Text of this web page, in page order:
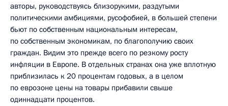
авторы, руководствуясь близорукими, раздутыми
политическими амбициями, русофобией, в большей степени
бьют по собственным национальным интересам,
по собственным экономикам, по благополучию своих
граждан. Видим это прежде всего по резкому росту
инфляции в Европе. В отдельных странах она уже вплотную
приблизилась к 20 процентам годовых, а в целом
по еврозоне цены на товары прибавили свыше
одиннадцати процентов.